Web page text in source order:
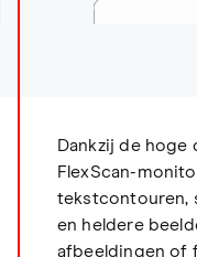
Dankzij de
FlexScan-
tekstcontouren,
en heldere
afbeeldingen of